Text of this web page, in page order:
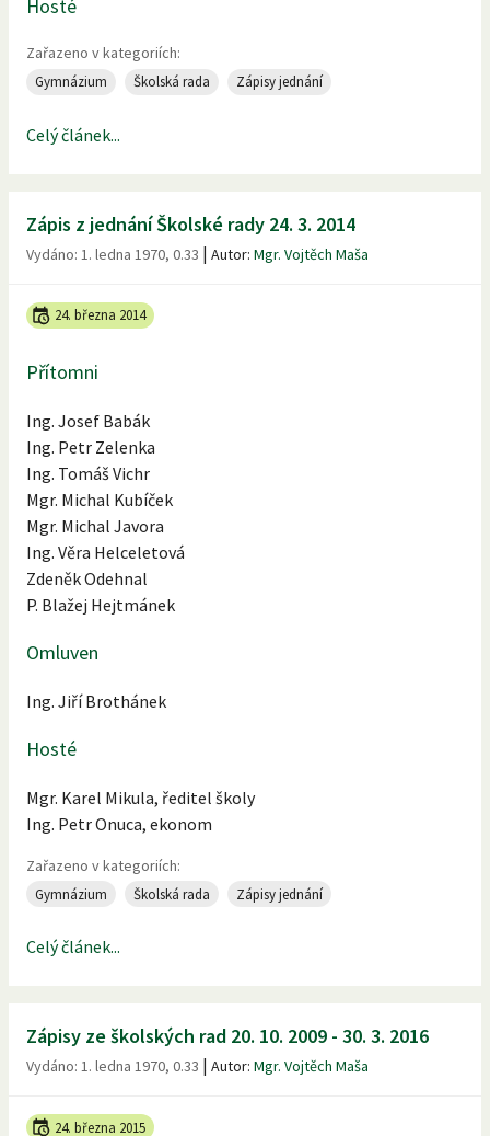
Hosté
Zařazeno v kategoriích:
Gymnázium Školská rada Zápisy jednání
Celý článek...
Zápis z jednání Školské rady 24. 3. 2014
Vydáno: 1. ledna 1970, 0.33 | Autor: Mgr. Vojtěch Maša
24. března 2014
Přítomni
Ing. Josef Babák
Ing. Petr Zelenka
Ing. Tomáš Vichr
Mgr. Michal Kubíček
Mgr. Michal Javora
Ing. Věra Helceletová
Zdeněk Odehnal
P. Blažej Hejtmánek
Omluven
Ing. Jiří Brothánek
Hosté
Mgr. Karel Mikula, ředitel školy
Ing. Petr Onuca, ekonom
Zařazeno v kategoriích:
Gymnázium Školská rada Zápisy jednání
Celý článek...
Zápisy ze školských rad 20. 10. 2009 - 30. 3. 2016
Vydáno: 1. ledna 1970, 0.33 | Autor: Mgr. Vojtěch Maša
24. března 2015